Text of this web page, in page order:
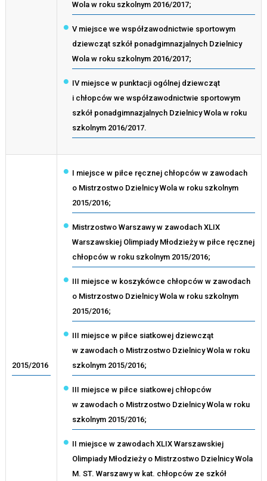
Wola w roku szkolnym 2016/2017;
V miejsce we współzawodnictwie sportowym
dziewcząt szkół ponadgimnazjalnych Dzielnicy
Wola w roku szkolnym 2016/2017;
IV miejsce w punktacji ogólnej dziewcząt
i chłopców we współzawodnictwie sportowym
szkół ponadgimnazjalnych Dzielnicy Wola w roku
szkolnym 2016/2017.
2015/2016
I miejsce w piłce ręcznej chłopców w zawodach
o Mistrzostwo Dzielnicy Wola w roku szkolnym
2015/2016;
Mistrzostwo Warszawy w zawodach XLIX
Warszawskiej Olimpiady Młodzieży w piłce ręcznej
chłopców w roku szkolnym 2015/2016;
III miejsce w koszykówce chłopców w zawodach
o Mistrzostwo Dzielnicy Wola w roku szkolnym
2015/2016;
III miejsce w piłce siatkowej dziewcząt
w zawodach o Mistrzostwo Dzielnicy Wola w roku
szkolnym 2015/2016;
III miejsce w piłce siatkowej chłopców
w zawodach o Mistrzostwo Dzielnicy Wola w roku
szkolnym 2015/2016;
II miejsce w zawodach XLIX Warszawskiej
Olimpiady Młodzieży o Mistrzostwo Dzielnicy Wola
M. ST. Warszawy w kat. chłopców ze szkół